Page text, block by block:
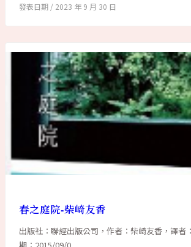
2023 年 9 月 30 日
春之庭院-柴崎友香
出版社：聯經出版公司，作者：柴崎友香，譯者